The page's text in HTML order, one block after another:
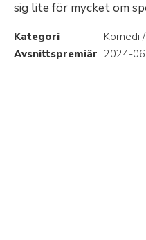
sig lite för mycket om
Kategori
Komedi
Avsnittspremiär 2024-